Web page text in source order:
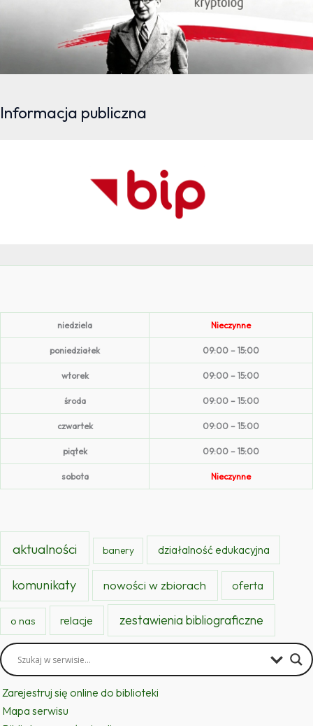
Informacja publiczna
niedziela Nieczynne
poniedziałek 09:00 – 15:00
wtorek 09:00 – 15:00
środa 09:00 – 15:00
czwartek 09:00 – 15:00
piątek 09:00 – 15:00
sobota Nieczynne
aktualności banery działalność edukacyjna
komunikaty nowości w zbiorach oferta
o nas relacje zestawienia bibliograficzne
Zarejestruj się online do biblioteki
Mapa serwisu